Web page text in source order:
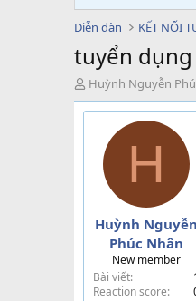
Diễn đàn KẾT NỐI
tuyển dụng
T
h
r
Huỳnh Nguyễn
H
Huỳnh Nguyễn
Phúc Nhân
New member
Bài viết
Reaction score